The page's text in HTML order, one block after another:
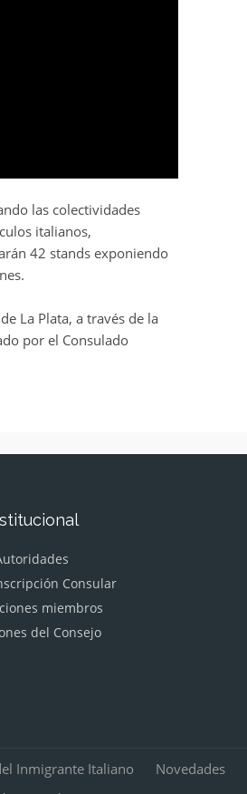
las colectividades
italianos,
42 stands exponiendo
La Plata, a través de la
por el Consulado
Consular
miembros
del Consejo
Inmigrante Italiano Novedades